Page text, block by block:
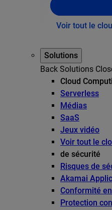
Voir tout le
Solutions
Back Solutions
Cloud
Serverless
Médias
SaaS
Jeux vidéo
Voir tout le
de sécurité
Risques de
Akamai
Conformité
Protection